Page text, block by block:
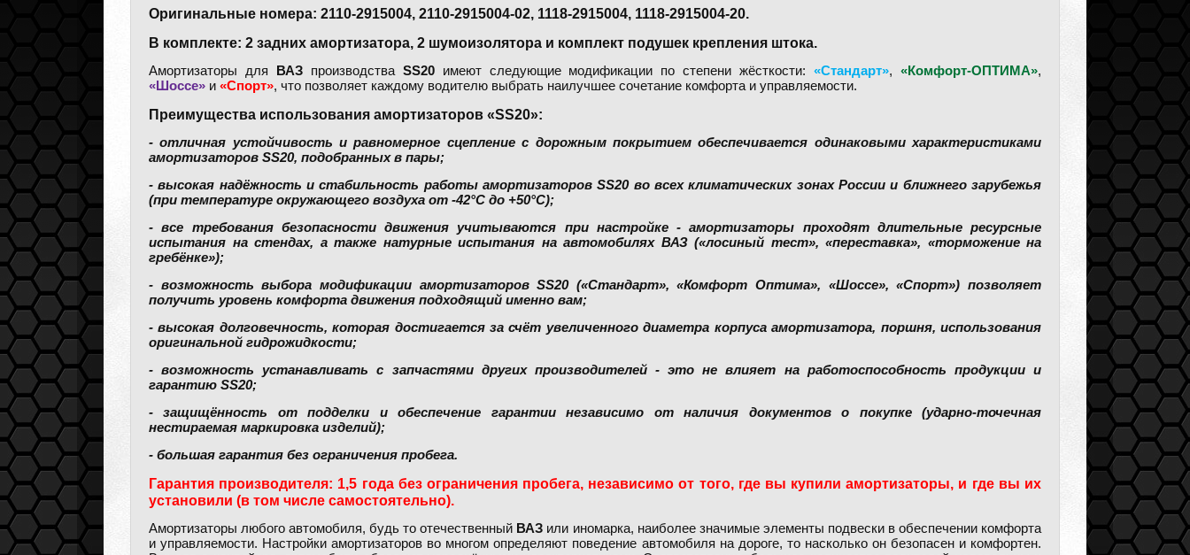
Оригинальные номера: 2110-2915004, 2110-2915004-02, 1118-2915004, 1118-2915004-20.
В комплекте: 2 задних амортизатора, 2 шумоизолятора и комплект подушек крепления штока.
Амортизаторы для ВАЗпроизводства SS20 имеют следующие модификации по степени жёсткости:«Стандарт»,«Комфорт-ОПТИМА»,
«Шоссе» и «Спорт», что позволяет каждому водителю выбрать наилучшее сочетание комфорта и управляемости.
Преимущества использования амортизаторов «SS20»:
- отличная устойчивость и равномерное сцепление с дорожным покрытием обеспечивается одинаковыми характеристиками
амортизаторов SS20, подобранных в пары;
- высокая надёжность и стабильность работы амортизаторов SS20 во всех климатических зонах России и ближнего зарубежья
(при температуре окружающего воздуха от -42°С до +50°С);
- все требования безопасности движения учитываются при настройке - амортизаторы проходят длительные ресурсные
испытания на стендах, а также натурные испытания на автомобилях ВАЗ («лосиный тест», «переставка», «торможение на
гребёнке»);
- возможность выбора модификации амортизаторов SS20 («Стандарт», «Комфорт Оптима», «Шоссе», «Спорт») позволяет
получить уровень комфорта движения подходящий именно вам;
- высокая долговечность, которая достигается за счёт увеличенного диаметра корпуса амортизатора, поршня, использования
оригинальной гидрожидкости;
- возможность устанавливать с запчастями других производителей - это не влияет на работоспособность продукции и
гарантию SS20;
- защищённость от подделки и обеспечение гарантии независимо от наличия документов о покупке (ударно-точечная
нестираемая маркировка изделий);
- большая гарантия без ограничения пробега.
Гарантия производителя: 1,5 года без ограничения пробега, независимо от того, где вы купили амортизаторы, и где вы их
установили (в том числе самостоятельно).
Амортизаторы любого автомобиля, будь то отечественный ВАЗ или иномарка, наиболее значимые элементы подвески в обеспечении комфорта
и управляемости. Настройки амортизаторов во многом определяют поведение автомобиля на дороге, то насколько он безопасен и комфортен.